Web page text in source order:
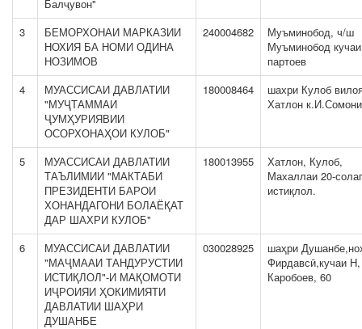
Балҷувон"
3
БЕМОРХОНАИ МАРКАЗИИ
НОХИЯ БА НОМИ ОДИНА
НОЗИМОВ
240004682
Муъминобод, ч/ш
Муъминобод
партоев
4
МУАССИСАИ ДАВЛАТИИ
"МУҶТАММАИ
ҶУМҲУРИЯВИИ
ОСОРХОНАҲОИ КУЛОБ"
180008464
шахри Кулоб
Хатлон
5
МУАССИСАИ ДАВЛАТИИ
ТАЪЛИМИИ "МАКТАБИ
ПРЕЗИДЕНТИ БАРОИ
ХОНАНДАГОНИ БОЛАЁҚАТ
ДАР ШАХРИ КУЛОБ"
180013955
Хатлон, Кулоб,
Махаллаи 20-
истиқлол.
6
МУАССИСАИ ДАВЛАТИИ
"МАҶМААИ ТАНДУРУСТИИ
ИСТИҚЛОЛ"-И МАҚОМОТИ
ИҶРОИЯИ ҲОКИМИЯТИ
ДАВЛАТИИ ШАҲРИ
ДУШАНБЕ
030028925
шаҳри
Фирдавсӣ,кучаи Н,
Каробоев, 60